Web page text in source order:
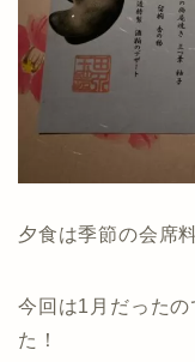
夕食は季節の会席
今回は1月だった
た！